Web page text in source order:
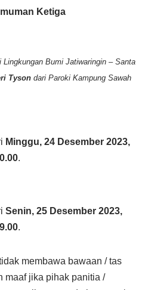
Ketiga
Lingkungan Bumi Jatiwaringin – Santa
Tyson dari Paroki Kampung Sawah
Minggu, 24 Desember 2023,
.
Senin, 25 Desember 2023,
.
membawa bawaan / tas
maaf jika pihak panitia /